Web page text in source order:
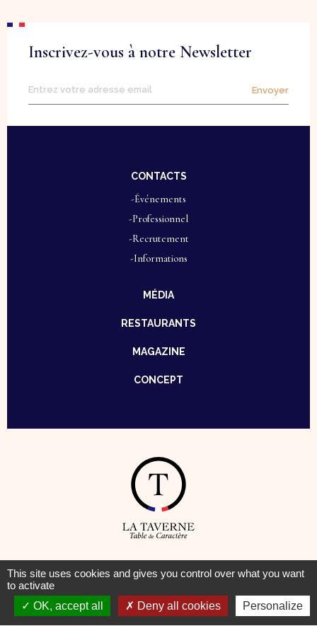
Inscrivez-vous à notre Newsletter
Envoyer
CONTACTS
-Événements
-Professionnel
-Recrutement
-Informations
MÉDIA
RESTAURANTS
MAGAZINE
CONCEPT
© Taverne – Table de Caractère —Mentions Légales–Cookies
Pour votre santé, pratiquez une activité physique régulière
This site uses cookies and gives you control over what you want
to activate
OK, accept all
Deny all cookies Personalize